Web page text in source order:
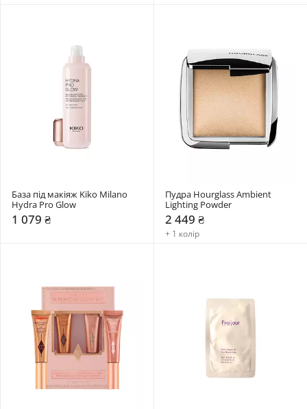
База під макіяж Kiko Milano
Hydra Pro Glow
1 079 ₴
Пудра Hourglass Ambient
Lighting Powder
2 449 ₴
+ 1 колір